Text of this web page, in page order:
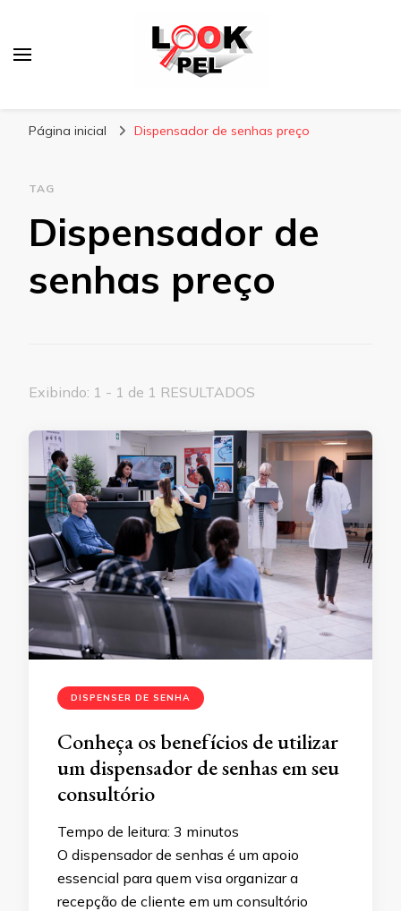
Página inicial Dispensador de senhas preço
TAG
Dispensador de
senhas preço
Exibindo: 1 - 1 de 1 RESULTADOS
DISPENSER DE SENHA
Conheça os benefícios de utilizar
um dispensador de senhas em seu
consultório
Tempo de leitura: 3 minutos
O dispensador de senhas é um apoio
essencial para quem visa organizar a
recepção de cliente em um consultório